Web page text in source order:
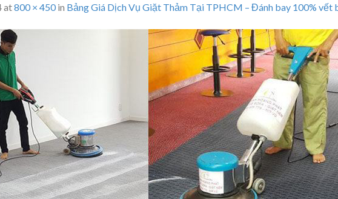
at800 × 450in Bảng Giá Dịch Vụ Giặt Thảm Tại TPHCM – Đánh bay 100% vết